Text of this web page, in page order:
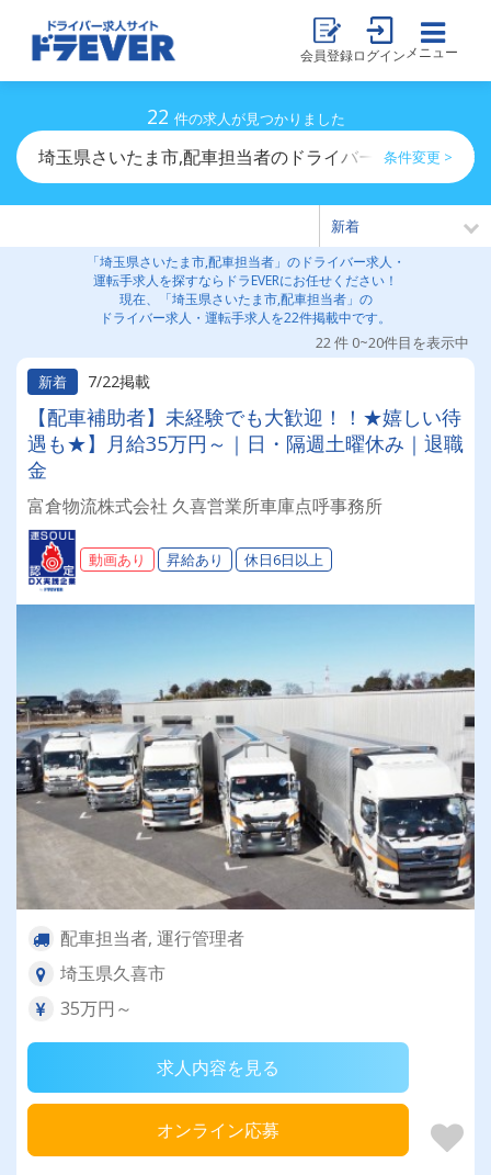
会員登録ログイン メニュー
22 件の求人が見つかりました
埼玉県さいたま市,配車担当者のドライバー求人・運転手
条件変更 >
「埼玉県さいたま市,配車担当者」のドライバー求人・
運転手求人を探すならドラEVERにお任せください！
現在、「埼玉県さいたま市,配車担当者」の
ドライバー求人・運転手求人を22件掲載中です。
22 件 0~20件目を表示中
新着
7/22掲載
【配車補助者】未経験でも大歓迎！！★嬉しい待
遇も★】月給35万円～｜日・隔週土曜休み｜退職
金
富倉物流株式会社 久喜営業所車庫点呼事務所
動画あり 昇給あり 休日6日以上
配車担当者, 運行管理者
埼玉県久喜市
35万円～
求人内容を見る
オンライン応募